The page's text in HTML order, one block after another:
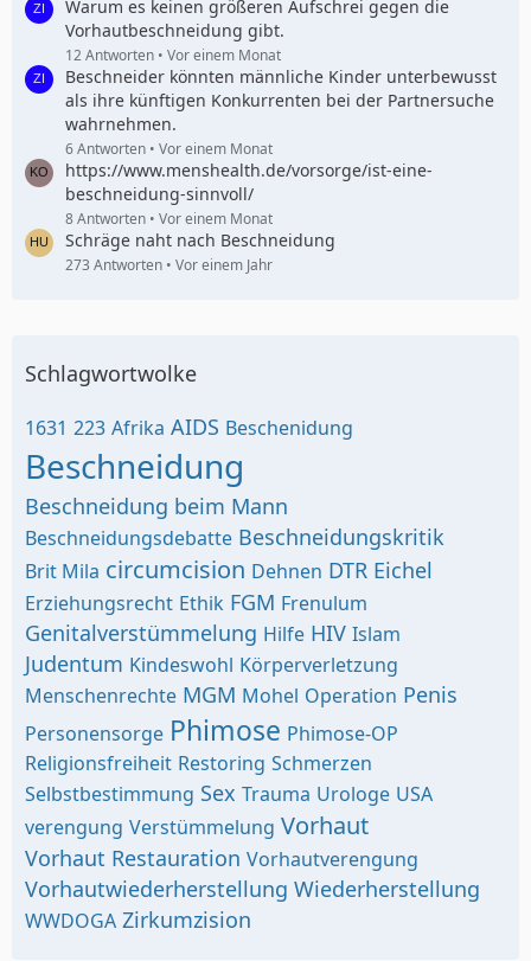
Warum es keinen größeren Aufschrei gegen die
Vorhautbeschneidung gibt.
12 Antworten Vor einem Monat
Beschneider könnten männliche Kinder unterbewusst
als ihre künftigen Konkurrenten bei der Partnersuche
wahrnehmen.
6 Antworten Vor einem Monat
https://www.menshealth.de/vorsorge/ist-eine-
beschneidung-sinnvoll/
8 Antworten Vor einem Monat
Schräge naht nach Beschneidung
273 Antworten Vor einem Jahr
Schlagwortwolke
1631 223 Afrika AIDS Beschenidung
Beschneidung
Beschneidung beim Mann
Beschneidungsdebatte Beschneidungskritik
Brit Mila circumcision Dehnen DTR Eichel
Erziehungsrecht Ethik FGM Frenulum
Genitalverstümmelung Hilfe HIV Islam
Judentum Kindeswohl Körperverletzung
Menschenrechte MGM Mohel Operation Penis
Personensorge Phimose Phimose-OP
Religionsfreiheit Restoring Schmerzen
Selbstbestimmung Sex Trauma Urologe USA
verengung Verstümmelung Vorhaut
Vorhaut Restauration Vorhautverengung
Vorhautwiederherstellung Wiederherstellung
WWDOGA Zirkumzision